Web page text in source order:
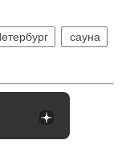
сауна